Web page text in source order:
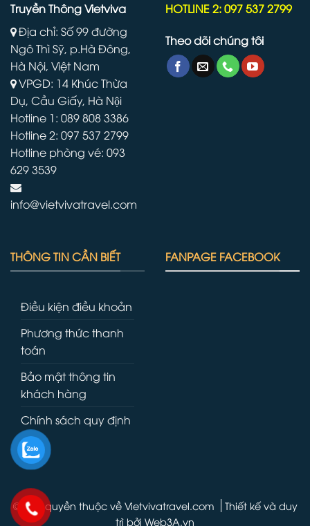
Truyền Thông Vietviva
Địa chỉ: Số 99 đường
Ngô Thì Sỹ, p.Hà Đông,
Hà Nội, Việt Nam
VPGD: 14 Khúc Thừa
Dụ, Cầu Giấy, Hà Nội
Hotline 1: 089 808 3386
Hotline 2: 097 537 2799
Hotline phòng vé: 093
629 3539
info@vietvivatravel.com
HOTLINE 2: 097 537 2799
Theo dõi chúng tôi
THÔNG TIN CẦN BIẾT
Điều kiện điều khoản
Phương thức thanh
toán
Bảo mật thông tin
khách hàng
Chính sách quy định
FANPAGE FACEBOOK
© Bản quyền thuộc về Vietvivatravel.com
Thiết kế và duy
trì bởi Web3A.vn